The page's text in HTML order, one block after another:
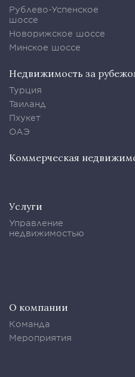
Рублево-Успенское
шоссе
Новорижское шоссе
Минское шоссе
Недвижимость за
Турция
Таиланд
Пхукет
ОАЭ
Коммерческая
Услуги
Управление
недвижимостью
О компании
Команда
Мероприятия